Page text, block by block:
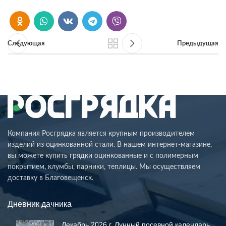
Следующая Предыдущая
Компания Росгрядка является крупным производителем
изделий из оцинкованной стали. В нашем интернет-магазине,
вы можете купить грядки оцинкованные и с полимерным
покрытием, клумбы, парники, теплицы. Мы осуществляем
доставку в Благовещенск.
Дневник дачника